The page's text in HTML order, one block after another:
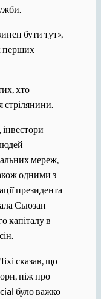
бути тут»,
перших
хто
стрілянини.
мереж,
одними з
президента
Сьюзан
капіталу в
сказав, що
ніж про
було важко